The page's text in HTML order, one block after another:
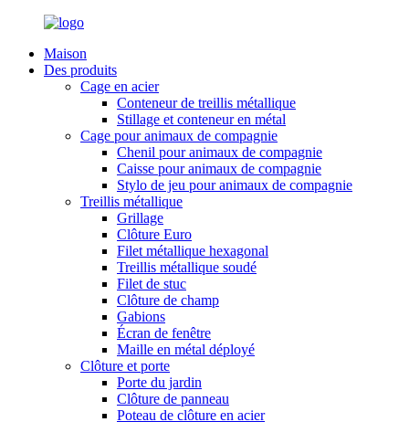
Maison
Des produits
Cage en acier
Conteneur de treillis métallique
Stillage et conteneur en métal
Cage pour animaux de compagnie
Chenil pour animaux de compagnie
Caisse pour animaux de compagnie
Stylo de jeu pour animaux de compagnie
Treillis métallique
Grillage
Clôture Euro
Filet métallique hexagonal
Treillis métallique soudé
Filet de stuc
Clôture de champ
Gabions
Écran de fenêtre
Maille en métal déployé
Clôture et porte
Porte du jardin
Clôture de panneau
Poteau de clôture en acier